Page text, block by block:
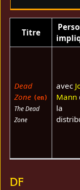
Titre
Dead
Zone (en)
The Dead
Zone
avec
Mann
la
DF